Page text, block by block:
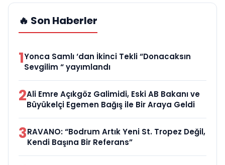
🔥 Son Haberler
1Yonca Samlı ‘dan İkinci Tekli “Donacaksın
Sevgilim “ yayımlandı
2Ali Emre Açıkgöz Galimidi, Eski AB Bakanı ve
Büyükelçi Egemen Bağış ile Bir Araya Geldi
3RAVANO: “Bodrum Artık Yeni St. Tropez Değil,
Kendi Başına Bir Referans”